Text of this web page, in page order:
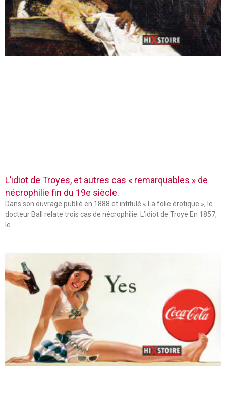
L’idiot de Troyes, et autres cas « remarquables » de
nécrophilie fin du 19e siècle.
Dans son ouvrage publié en 1888 et intitulé « La folie érotique », le
docteur Ball relate trois cas de nécrophilie. L’idiot de Troye En 1857,
le